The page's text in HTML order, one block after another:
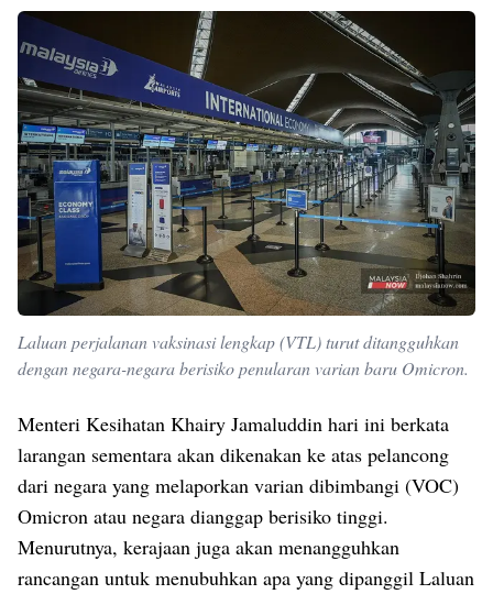
Laluan perjalanan vaksinasi lengkap (VTL) turut ditangguhkan
dengan negara-negara berisiko penularan varian baru Omicron.
Menteri Kesihatan Khairy Jamaluddin hari ini berkata
larangan sementara akan dikenakan ke atas pelancong
dari negara yang melaporkan varian dibimbangi (VOC)
Omicron atau negara dianggap berisiko tinggi.
Menurutnya, kerajaan juga akan menangguhkan
rancangan untuk menubuhkan apa yang dipanggil Laluan